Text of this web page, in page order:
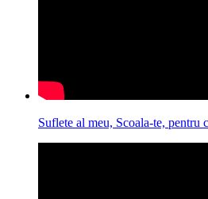
Suflete al meu, Scoala-te, pentru